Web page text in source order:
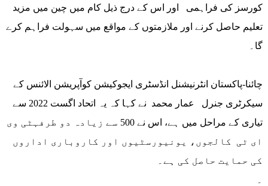
کورسز کی فراہمی اور اس کے درج ذیل کام میں چین میں مزید
تعلیم حاصل کرنے اور ملازمتوں کے مواقع میں سہولت فراہم کرے
گا۔
سیکرٹری جنرل عمار محمد نے کہا کہ یہ اتحاد اگست 2022 سے
تیاری کے مراحل میں ہے، اس نے 500 سے زیادہ دو طرفہٹی وی
ای ٹی کالجوں، یونیورسٹیوں اور کاروباری اداروں
کی حمایت حاصل کی ہے۔